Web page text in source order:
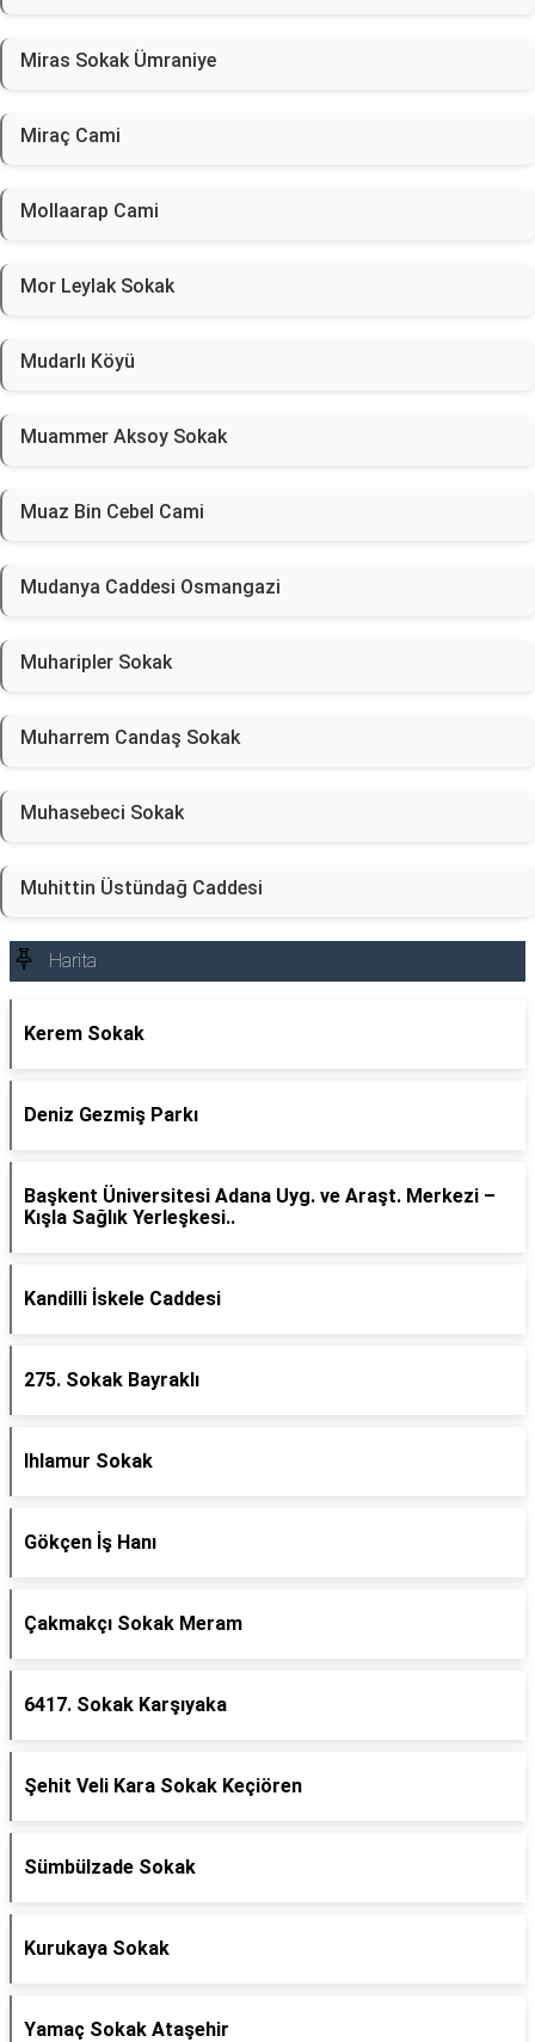
Miras Sokak Ümraniye
Miraç Cami
Mollaarap Cami
Mor Leylak Sokak
Mudarlı Köyü
Muammer Aksoy Sokak
Muaz Bin Cebel Cami
Mudanya Caddesi Osmangazi
Muharipler Sokak
Muharrem Candaş Sokak
Muhasebeci Sokak
Muhittin Üstündağ Caddesi
Harita
Kerem Sokak
Deniz Gezmiş Parkı
Başkent Üniversitesi Adana Uyg. ve Araşt. Merkezi –
Kışla Sağlık Yerleşkesi..
Kandilli İskele Caddesi
275. Sokak Bayraklı
Ihlamur Sokak
Gökçen İş Hanı
Çakmakçı Sokak Meram
6417. Sokak Karşıyaka
Şehit Veli Kara Sokak Keçiören
Sümbülzade Sokak
Kurukaya Sokak
Yamaç Sokak Ataşehir